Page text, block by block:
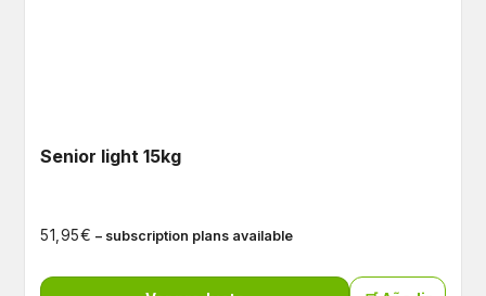
Senior light 15kg
51,95€ – subscription plans available